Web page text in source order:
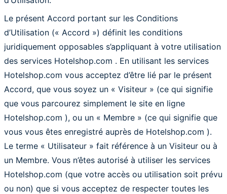
Le présent Accord portant sur les Conditions
d’Utilisation (« Accord ») définit les conditions
juridiquement opposables s’appliquant à votre utilisation
des services Hotelshop.com . En utilisant les services
Hotelshop.com vous acceptez d’être lié par le présent
Accord, que vous soyez un « Visiteur » (ce qui signifie
que vous parcourez simplement le site en ligne
Hotelshop.com ), ou un « Membre » (ce qui signifie que
vous vous êtes enregistré auprès de Hotelshop.com ).
Le terme « Utilisateur » fait référence à un Visiteur ou à
un Membre. Vous n’êtes autorisé à utiliser les services
Hotelshop.com (que votre accès ou utilisation soit prévu
ou non) que si vous acceptez de respecter toutes les